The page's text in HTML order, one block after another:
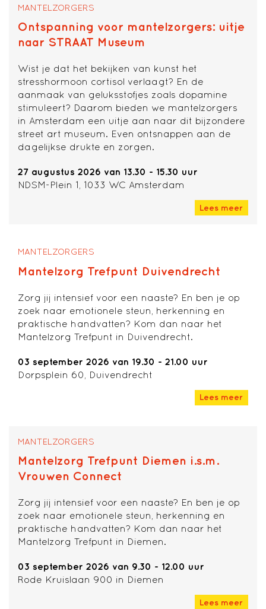
MANTELZORGERS
Ontspanning voor mantelzorgers: uitje
naar STRAAT Museum
Wist je dat het bekijken van kunst het
stresshormoon cortisol verlaagt? En de
aanmaak van geluksstofjes zoals dopamine
stimuleert? Daarom bieden we mantelzorgers
in Amsterdam een uitje aan naar dit bijzondere
street art museum. Even ontsnappen aan de
dagelijkse drukte en zorgen.
27 augustus 2026 van 13.30 - 15.30 uur
NDSM-Plein 1, 1033 WC Amsterdam
Lees meer
MANTELZORGERS
Mantelzorg Trefpunt Duivendrecht
Zorg jij intensief voor een naaste? En ben je op
zoek naar emotionele steun, herkenning en
praktische handvatten? Kom dan naar het
Mantelzorg Trefpunt in Duivendrecht.
03 september 2026 van 19.30 - 21.00 uur
Dorpsplein 60, Duivendrecht
Lees meer
MANTELZORGERS
Mantelzorg Trefpunt Diemen i.s.m.
Vrouwen Connect
Zorg jij intensief voor een naaste? En ben je op
zoek naar emotionele steun, herkenning en
praktische handvatten? Kom dan naar het
Mantelzorg Trefpunt in Diemen.
03 september 2026 van 9.30 - 12.00 uur
Rode Kruislaan 900 in Diemen
Lees meer